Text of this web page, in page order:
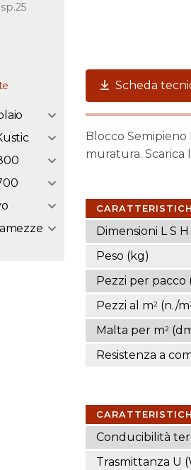
Scheda
Blocco
muratura. Scarica
Dimensioni L S
Peso (kg)
Pezzi per pacco
Pezzi al m2 (n./m
Malta per m2
Resistenza a
Conducibilità
Trasmittanza U